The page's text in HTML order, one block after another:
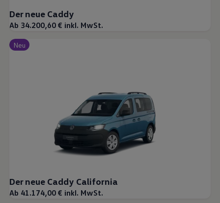
Der neue Caddy
Ab 34.200,60 € inkl. MwSt.
Neu
Der neue Caddy California
Ab 41.174,00 € inkl. MwSt.